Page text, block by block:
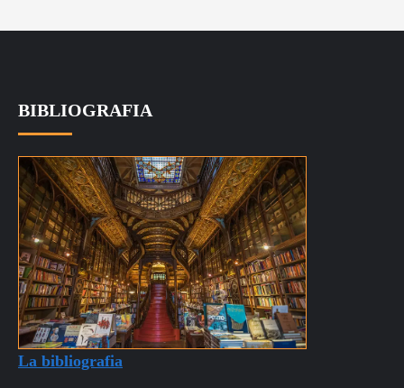
BIBLIOGRAFIA
La bibliografia